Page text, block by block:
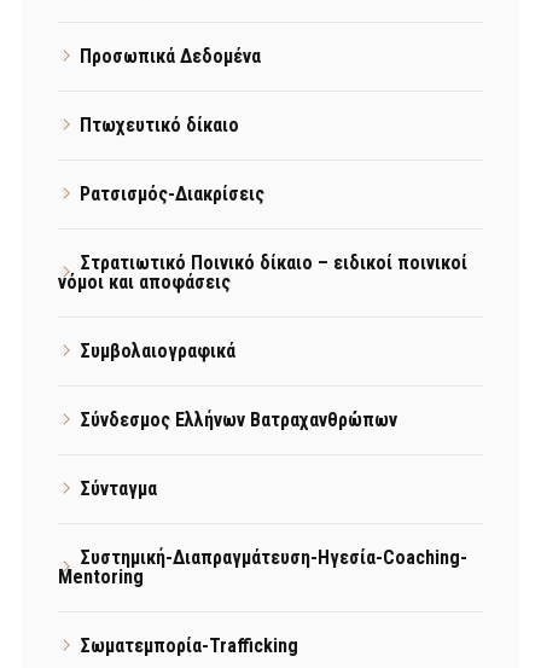
Προσωπικά Δεδομένα
Πτωχευτικό δίκαιο
Ρατσισμός-Διακρίσεις
Στρατιωτικό Ποινικό δίκαιο – ειδικοί ποινικοί
νόμοι και αποφάσεις
Συμβολαιογραφικά
Σύνδεσμος Ελλήνων Βατραχανθρώπων
Σύνταγμα
Συστημική-Διαπραγμάτευση-Ηγεσία-Coaching-
Mentoring
Σωματεμπορία-Trafficking